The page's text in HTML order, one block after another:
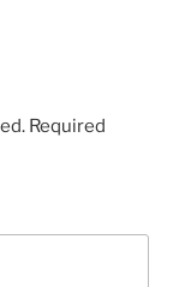
Required